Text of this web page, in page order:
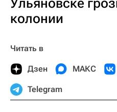
Ульяновске
колонии
Читать в
Дзен МАКС
Telegram